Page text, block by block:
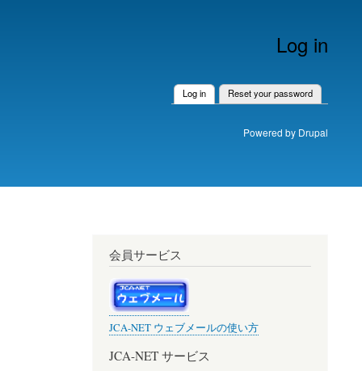
Log in
Primary
Log in (active tab)
Reset your password
Powered by Drupal
会員サービス
JCA-NET ウェブメールの使い方
JCA-NET サービス